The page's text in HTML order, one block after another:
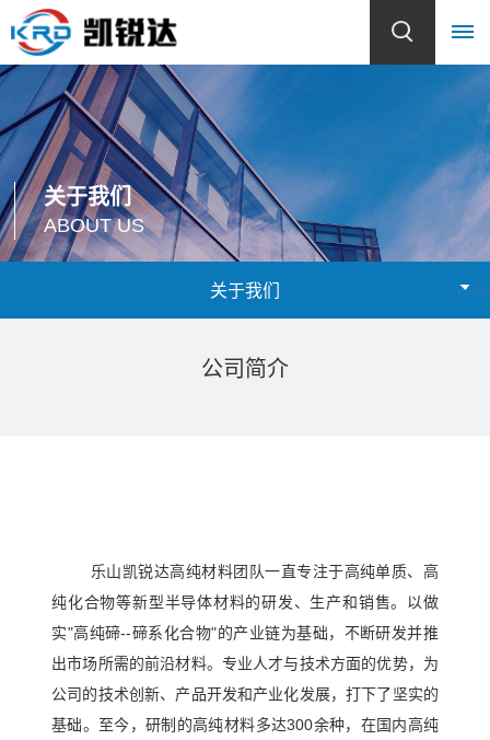
页
关
于
公
理
念
发
展
历
单
质
碲
化
物
溅
工
艺
线
关于我们
ABOUT US
关于我们
公司简介
乐山凯锐达高纯材料团队一直专注于高纯单质、高
纯化合物等新型半导体材料的研发、生产和销售。以做
实"高纯碲--碲系化合物"的产业链为基础，不断研发并推
出市场所需的前沿材料。专业人才与技术方面的优势，为
公司的技术创新、产品开发和产业化发展，打下了坚实的
基础。至今，研制的高纯材料多达300余种，在国内高纯